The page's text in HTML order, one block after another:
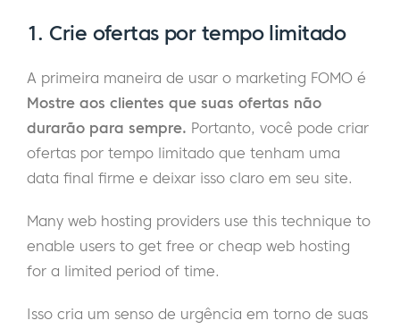
1. Crie ofertas por tempo limitado
A primeira maneira de usar o marketing FOMO é
Mostre aos clientes que suas ofertas não
durarão para sempre. Portanto, você pode criar
ofertas por tempo limitado que tenham uma
data final firme e deixar isso claro em seu site.
Many web hosting providers use this technique to
enable users to get free or cheap web hosting
for a limited period of time.
Isso cria um senso de urgência em torno de suas